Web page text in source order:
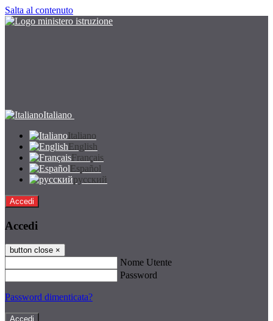
Salta al contenuto
Italiano
Italiano
English
Français
Español
русский
Accedi
Accedi
button close ×
Nome Utente
Password
Password dimenticata?